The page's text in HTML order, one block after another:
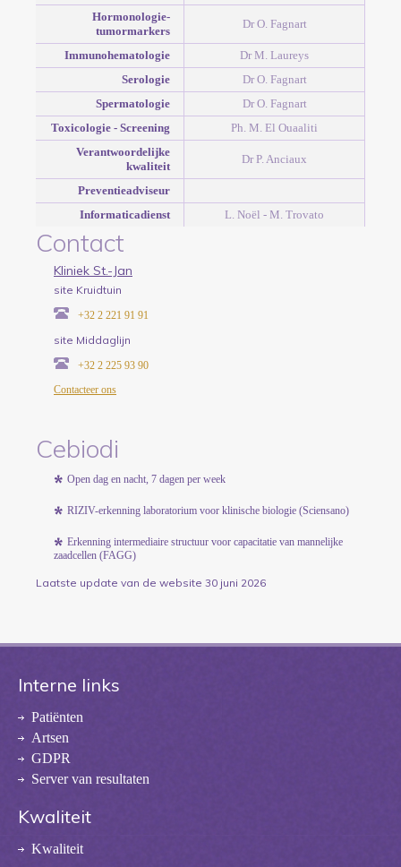
Hormonologie-
tumormarkers
Dr O. Fagnart
Immunohematologie
Dr M. Laureys
Serologie
Dr O. Fagnart
Spermatologie
Dr O. Fagnart
Toxicologie - Screening
Ph. M. El Ouaaliti
Verantwoordelijke
kwaliteit
Dr P. Anciaux
Preventieadviseur
Informaticadienst
L. Noël - M. Trovato
Contact
Kliniek St.-Jan
site Kruidtuin
+32 2 221 91 91
site Middaglijn
+32 2 225 93 90
Contacteer ons
Cebiodi
Open dag en nacht, 7 dagen per week
RIZIV-erkenning laboratorium voor klinische biologie (Sciensano)
Erkenning intermediaire structuur voor capacitatie van mannelijke
zaadcellen (FAGG)
Laatste update van de website 30 juni 2026
Interne links
Patiënten
Artsen
GDPR
Server van resultaten
Kwaliteit
Kwaliteit